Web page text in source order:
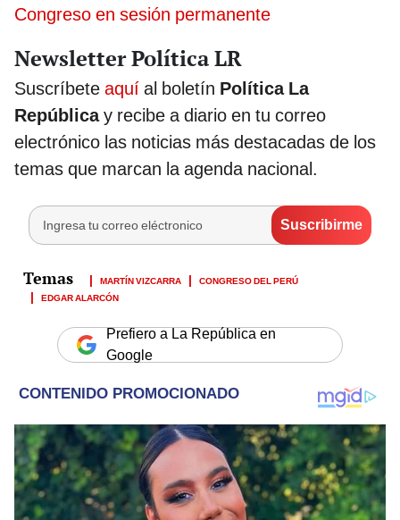
Congreso en sesión permanente
Newsletter Política LR
Suscríbete aquí al boletín Política La
Repúblicay recibe a diario en tu correo
electrónico las noticias más destacadas de los
temas que marcan la agenda nacional.
MARTÍN VIZCARRA
CONGRESO DEL PERÚ
EDGAR ALARCÓN
Prefiero a La República en
Google